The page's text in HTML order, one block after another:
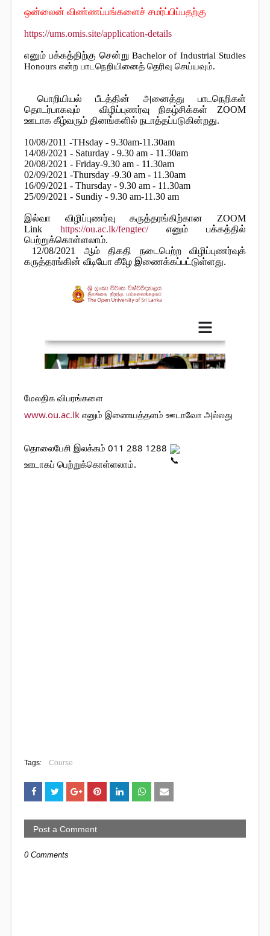
ஒன்லைன் விண்ணப்பங்களைச் சமர்ப்பிப்பதற்கு
https://ums.omis.site/application-details
எனும் பக்கத்திற்கு சென்று Bachelor of Industrial Studies
Honours என்ற பாடநெறியினைத் தெரிவு செய்யவும்.
பொறியியல் பீடத்தின் அனைத்து பாடநெறிகள்
தொடர்பாகவும் விழிப்புணர்வு நிகழ்சிக்கள் ZOOM
ஊடாக கீழ்வரும் தினங்களில் நடாத்தப்படுகின்றது.
10/08/2011 -THsday - 9.30am-11.30am
14/08/2021 - Saturday - 9.30 am - 11.30am
20/08/2021 - Friday-9.30 am - 11.30am
02/09/2021 -Thursday -9.30 am - 11.30am
16/09/2021 - Thursday - 9.30 am - 11.30am
25/09/2021 - Sundiy - 9.30 am-11.30 am
இல்வா விழிப்புணர்வு கருத்தரங்கிற்கான ZOOM
Link https://ou.ac.lk/fengtec/எனும் பக்கத்தில்
பெற்றுக்கொள்ளலாம்.
12/08/2021 ஆம் திகதி நடைபெற்ற விழிப்புணர்வுக்
கருத்தரங்கின் வீடியோ கீழே இணைக்கப்பட்டுள்ளது.
மேலதிக விபரங்களை
www.ou.ac.lk எனும் இணையத்தளம் ஊடாவோ அல்லது
தொலைபேசி இலக்கம் 011 288 1288
ஊடாகப் பெற்றுக்கொள்ளலாம்.
Tags: Course
Post a Comment
0 Comments